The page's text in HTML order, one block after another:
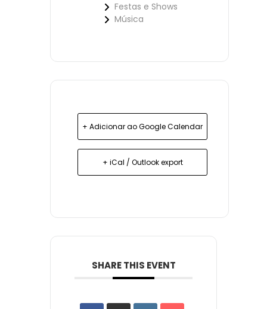
Festas e Shows
Música
+ Adicionar ao Google Calendar
+ iCal / Outlook export
SHARE THIS EVENT